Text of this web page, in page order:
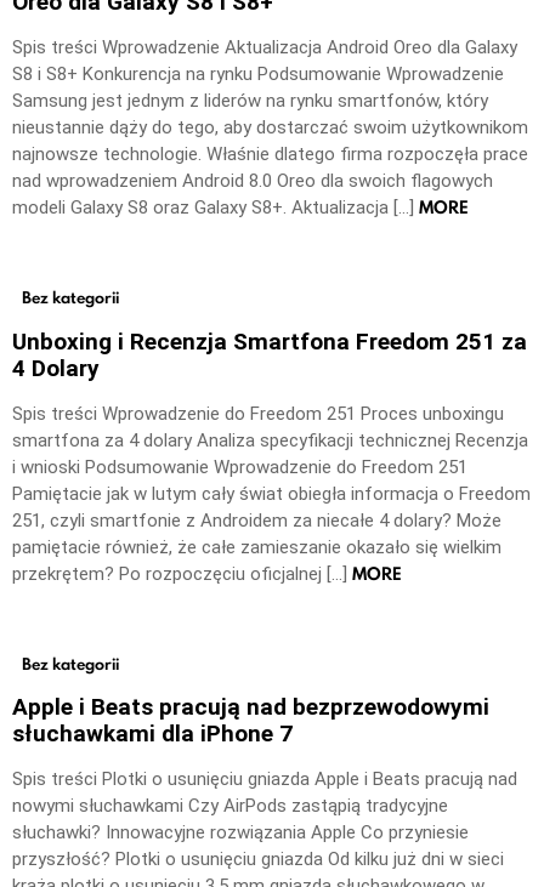
Spis treści Wprowadzenie Aktualizacja Android Oreo dla Galaxy
S8 i S8+ Konkurencja na rynku Podsumowanie Wprowadzenie
Samsung jest jednym z liderów na rynku smartfonów, który
nieustannie dąży do tego, aby dostarczać swoim użytkownikom
najnowsze technologie. Właśnie dlatego firma rozpoczęła prace
nad wprowadzeniem Android 8.0 Oreo dla swoich flagowych
modeli Galaxy S8 oraz Galaxy S8+. Aktualizacja […] MORE
Bez kategorii
Unboxing i Recenzja Smartfona Freedom 251 za
4 Dolary
Spis treści Wprowadzenie do Freedom 251 Proces unboxingu
smartfona za 4 dolary Analiza specyfikacji technicznej Recenzja
i wnioski Podsumowanie Wprowadzenie do Freedom 251
Pamiętacie jak w lutym cały świat obiegła informacja o Freedom
251, czyli smartfonie z Androidem za niecałe 4 dolary? Może
pamiętacie również, że całe zamieszanie okazało się wielkim
przekrętem? Po rozpoczęciu oficjalnej […] MORE
Bez kategorii
Apple i Beats pracują nad bezprzewodowymi
słuchawkami dla iPhone 7
Spis treści Plotki o usunięciu gniazda Apple i Beats pracują nad
nowymi słuchawkami Czy AirPods zastąpią tradycyjne
słuchawki? Innowacyjne rozwiązania Apple Co przyniesie
przyszłość? Plotki o usunięciu gniazda Od kilku już dni w sieci